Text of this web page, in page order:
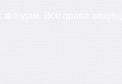
звёздам. Все права